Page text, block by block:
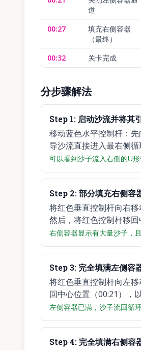
道
00:27
填充右侧容器
（最终）
00:32 关卡完成
分步骤解法
Step 1: 启动沙流并将其
移动蓝色水平控制杆：
导沙流直接进入最右侧循
可以看到沙子流入右侧的U形
Step 2:部分填充右侧容
将红色垂直控制杆向右
然后，将红色控制杆移回
右侧容器显示有大量沙子，
Step3: 完全填满左侧容器
将红色垂直控制杆向左
回中心位置（00:21），
左侧容器已满，沙子流回循环
Step4: 完全填满右侧容